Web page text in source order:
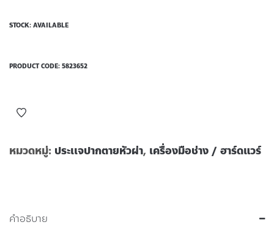
STOCK: AVAILABLE
PRODUCT CODE: 5823652
หมวดหมู่: ประเเจปากตายหัวผ่า, เครื่องมือช่าง / ฮาร์ดแวร์
คำอธิบาย